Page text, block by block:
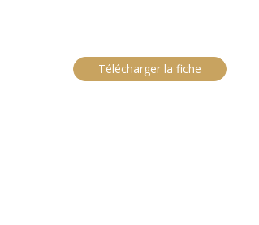
Télécharger la fiche